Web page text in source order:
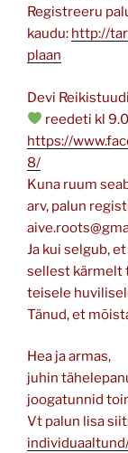
Registreeru
kaudu: http://
plaan
Devi
reedeti kl
https://
8/
Kuna ruum
arv, palun
Ja kui selgub,
sellest kärmelt
teisele
Tänud, et
Hea ja armas,
juhin
joogatunnid
Vt palun lisa